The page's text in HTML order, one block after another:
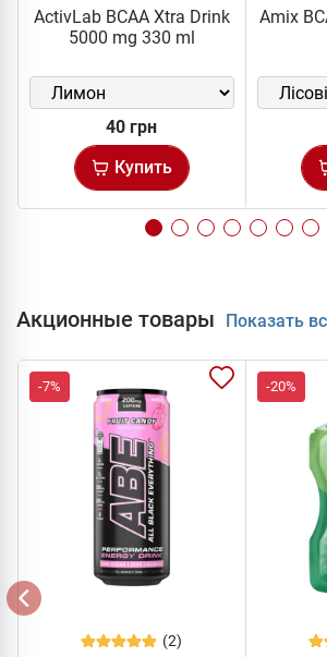
ActivLab BCAA Xtra Drink
5000 mg 330 ml
40 грн
Купить
Amix
Акционные товары Показать
-7%
(2)
-20%